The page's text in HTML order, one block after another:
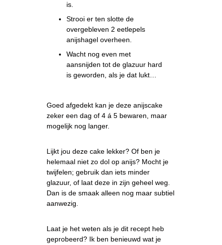
is.
Strooi er ten slotte de
overgebleven 2 eetlepels
anijshagel overheen.
Wacht nog even met
aansnijden tot de glazuur hard
is geworden, als je dat lukt…
Goed afgedekt kan je deze anijscake
zeker een dag of 4 á 5 bewaren, maar
mogelijk nog langer.
Lijkt jou deze cake lekker? Of ben je
helemaal niet zo dol op anijs? Mocht je
twijfelen; gebruik dan iets minder
glazuur, of laat deze in zijn geheel weg.
Dan is de smaak alleen nog maar subtiel
aanwezig.
Laat je het weten als je dit recept heb
geprobeerd? Ik ben benieuwd wat je